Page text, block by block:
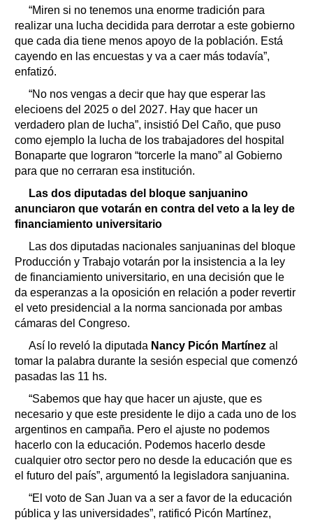
“Miren si no tenemos una enorme tradición para
realizar una lucha decidida para derrotar a este gobierno
que cada dia tiene menos apoyo de la población. Está
cayendo en las encuestas y va a caer más todavía”,
enfatizó.
“No nos vengas a decir que hay que esperar las
elecioens del 2025 o del 2027. Hay que hacer un
verdadero plan de lucha”, insistió Del Caño, que puso
como ejemplo la lucha de los trabajadores del hospital
Bonaparte que lograron “torcerle la mano” al Gobierno
para que no cerraran esa institución.
Las dos diputadas del bloque sanjuanino
anunciaron que votarán en contra del veto a la ley de
financiamiento universitario
Las dos diputadas nacionales sanjuaninas del bloque
Producción y Trabajo votarán por la insistencia a la ley
de financiamiento universitario, en una decisión que le
da esperanzas a la oposición en relación a poder revertir
el veto presidencial a la norma sancionada por ambas
cámaras del Congreso.
Así lo reveló la diputada Nancy Picón Martínez al
tomar la palabra durante la sesión especial que comenzó
pasadas las 11 hs.
“Sabemos que hay que hacer un ajuste, que es
necesario y que este presidente le dijo a cada uno de los
argentinos en campaña. Pero el ajuste no podemos
hacerlo con la educación. Podemos hacerlo desde
cualquier otro sector pero no desde la educación que es
el futuro del país”, argumentó la legisladora sanjuanina.
“El voto de San Juan va a ser a favor de la educación
pública y las universidades”, ratificó Picón Martínez,